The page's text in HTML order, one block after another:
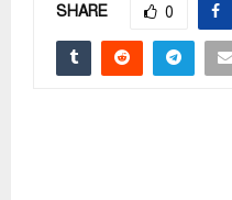
SHARE 0